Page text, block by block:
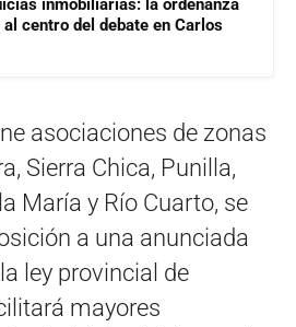
inmobiliarias: la ordenanza
centro del debate en Carlos
asociaciones de zonas
Sierra Chica, Punilla,
María y Río Cuarto, se
a una anunciada
ley provincial de
mayores